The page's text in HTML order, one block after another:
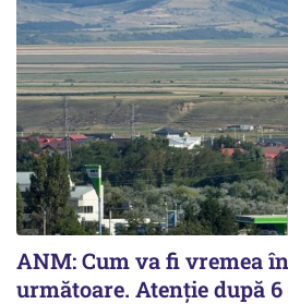
ANM: Cum va fi vremea
următoare. Atenție după 6